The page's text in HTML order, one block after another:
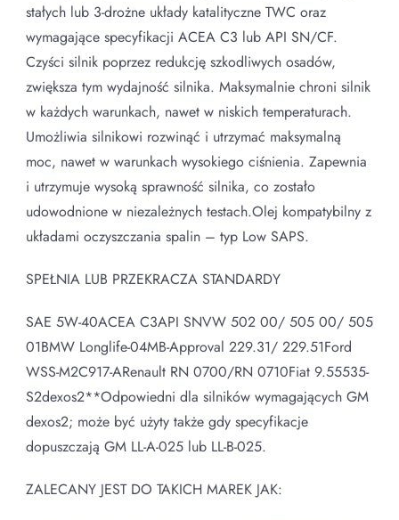
stałych lub 3-drożne układy katalityczne TWC oraz
wymagające specyfikacji ACEA C3 lub API SN/CF.
Czyści silnik poprzez redukcję szkodliwych osadów,
zwiększa tym wydajność silnika. Maksymalnie chroni silnik
w każdych warunkach, nawet w niskich temperaturach.
Umożliwia silnikowi rozwinąć i utrzymać maksymalną
moc, nawet w warunkach wysokiego ciśnienia. Zapewnia
i utrzymuje wysoką sprawność silnika, co zostało
udowodnione w niezależnych testach.Olej kompatybilny z
układami oczyszczania spalin – typ Low SAPS.
SPEŁNIA LUB PRZEKRACZA STANDARDY
SAE 5W-40ACEA C3API SNVW 502 00/ 505 00/ 505
01BMW Longlife-04MB-Approval 229.31/ 229.51Ford
WSS-M2C917-ARenault RN 0700/RN 0710Fiat 9.55535-
S2dexos2**Odpowiedni dla silników wymagających GM
dexos2; może być użyty także gdy specyfikacje
dopuszczają GM LL-A-025 lub LL-B-025.
ZALECANY JEST DO TAKICH MAREK JAK: